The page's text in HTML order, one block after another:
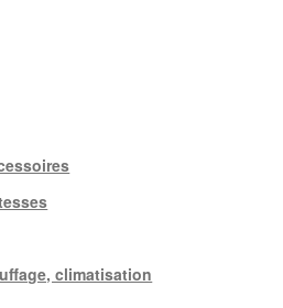
climatisation